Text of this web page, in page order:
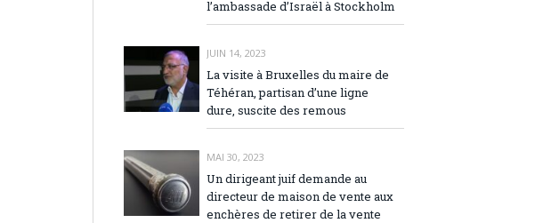
l’ambassade d’Israël à Stockholm
JUIN 14, 2023
La visite à Bruxelles du maire de
Téhéran, partisan d’une ligne
dure, suscite des remous
MAI 30, 2023
Un dirigeant juif demande au
directeur de maison de vente aux
enchères de retirer de la vente